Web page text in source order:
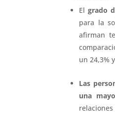
Elgrado
para la
afirman
un 24,3%
Las
una
relaciones